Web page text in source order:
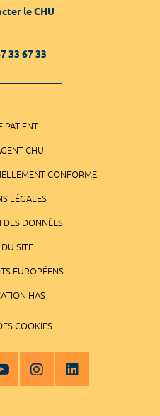
le CHU
33 67 33
PATIENT
CHU
CONFORME
LÉGALES
DES DONNÉES
SITE
EUROPÉENS
HAS
COOKIES